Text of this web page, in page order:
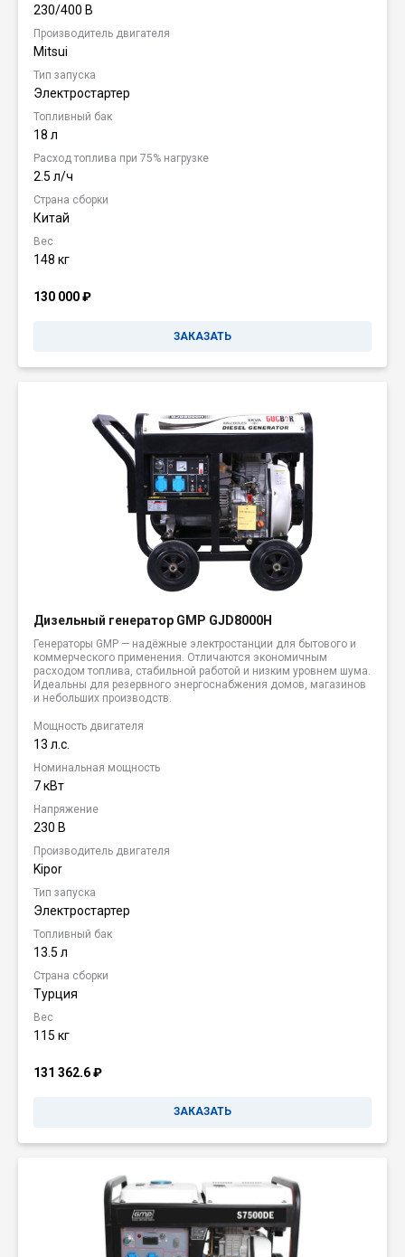
230/400 В
Производитель двигателя
Mitsui
Тип запуска
Электростартер
Топливный бак
18 л
Расход топлива при 75% нагрузке
2.5 л/ч
Страна сборки
Китай
Вес
148 кг
130 000₽
ЗАКАЗАТЬ
Дизельный генератор GMP GJD8000H
Генераторы GMP — надёжные электростанции для бытового и
коммерческого применения. Отличаются экономичным
расходом топлива, стабильной работой и низким уровнем шума.
Идеальны для резервного энергоснабжения домов, магазинов
и небольших производств.
Мощность двигателя
13 л.с.
Номинальная мощность
7 кВт
Напряжение
230 В
Производитель двигателя
Kipor
Тип запуска
Электростартер
Топливный бак
13.5 л
Страна сборки
Турция
Вес
115 кг
131 362.6₽
ЗАКАЗАТЬ